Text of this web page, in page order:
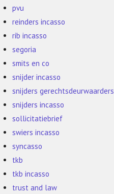
pvu
reinders incasso
rib incasso
segoria
smits en co
snijder incasso
snijders gerechtsdeurwaarders
snijders incasso
sollicitatiebrief
swiers incasso
syncasso
tkb
tkb incasso
trust and law